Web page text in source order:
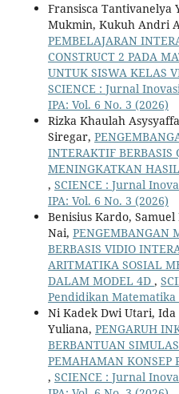
Fransisca Tantivanelya
Mukmin, Kukuh Andri
PEMBELAJARAN
CONSTRUCT 2 PADA
UNTUK SISWA KELAS
SCIENCE : Jurnal
IPA: Vol. 6 No. 3 (2026)
Rizka Khaulah
Siregar,
INTERAKTIF BERBASIS
MENINGKATKAN
, SCIENCE : Jurnal
IPA: Vol. 6 No. 3 (2026)
Benisius Kardo,
Nai, PENGEMBANGAN
BERBASIS VIDIO
ARITMATIKA SOSIAL
DALAM MODEL 4D ,
Pendidikan Matematika
Ni Kadek Dwi Utari,
Yuliana, PENGARUH
BERBANTUAN
PEMAHAMAN KONSEP
, SCIENCE : Jurnal